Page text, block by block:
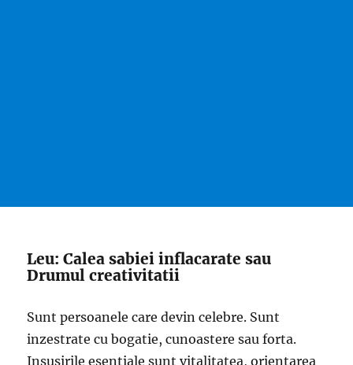
Leu: Calea sabiei inflacarate sau
Drumul creativitatii
Sunt persoanele care devin celebre. Sunt
inzestrate cu bogatie, cunoastere sau forta.
Insusirile esentiale sunt vitalitatea, orientarea